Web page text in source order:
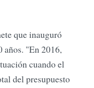
que inauguró
años. "En 2016,
cuando el
del presupuesto